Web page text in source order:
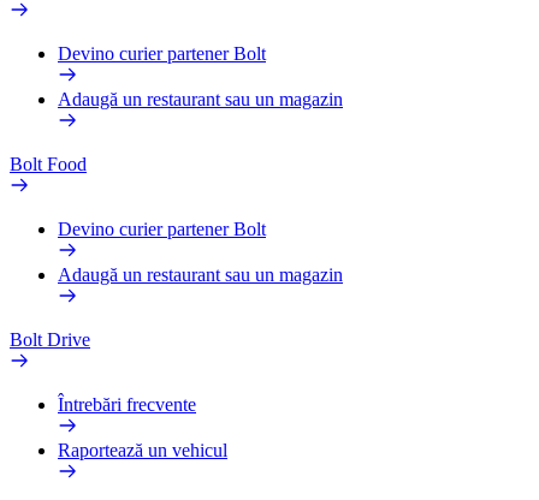
Devino curier partener Bolt
Adaugă un restaurant sau un magazin
Bolt Food
Devino curier partener Bolt
Adaugă un restaurant sau un magazin
Bolt Drive
Întrebări frecvente
Raportează un vehicul